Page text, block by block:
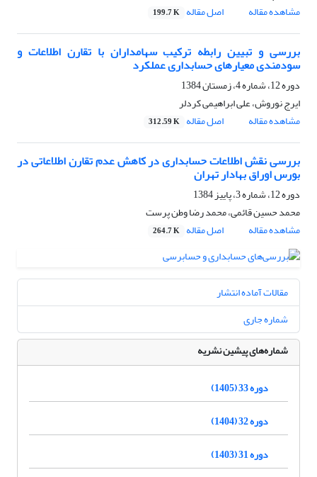
مشاهده مقاله
اصل مقاله 199.7 K
بررسی و تبیین رابطه ترکیب سهامداران با تقارن اطلاعات و
سودمندی معیارهای حسابداری عملکرد
دوره 12، شماره 4، زمستان 1384
ایرج نوروش، علی ابراهیمی کردلر
مشاهده مقاله
اصل مقاله 312.59 K
بررسی نقش اطلاعات حسابداری در کاهش عدم تقارن اطلاعاتی در
بورس اوراق بهادار تهران
دوره 12، شماره 3، پاییز 1384
محمد حسین قائمی، محمد رضا وطن پرست
مشاهده مقاله
اصل مقاله 264.7 K
مقالات آماده انتشار
شماره جاری
شماره‌های پیشین نشریه
دوره 33 (1405)
دوره 32 (1404)
دوره 31 (1403)